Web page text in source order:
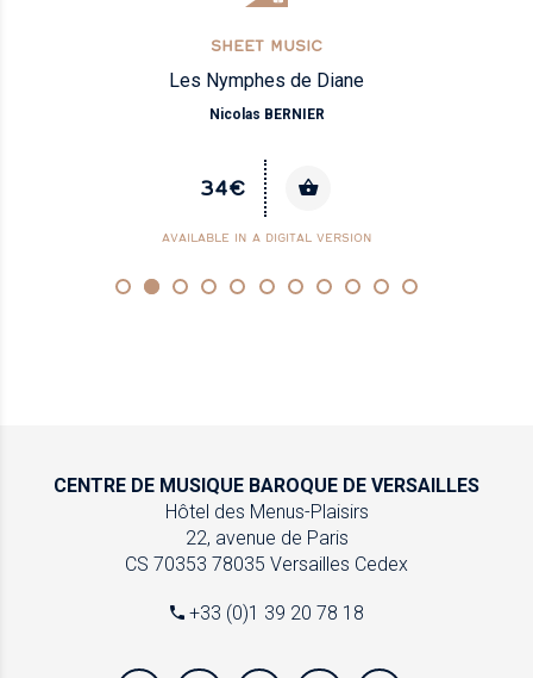
SHEET MUSIC
Les Nymphes de Diane
Nicolas BERNIER
34€
AVAILABLE IN A DIGITAL VERSION
CENTRE DE MUSIQUE BAROQUE DE VERSAILLES
Hôtel des Menus-Plaisirs
22, avenue de Paris
CS 70353 78035 Versailles Cedex
+33 (0)1 39 20 78 18